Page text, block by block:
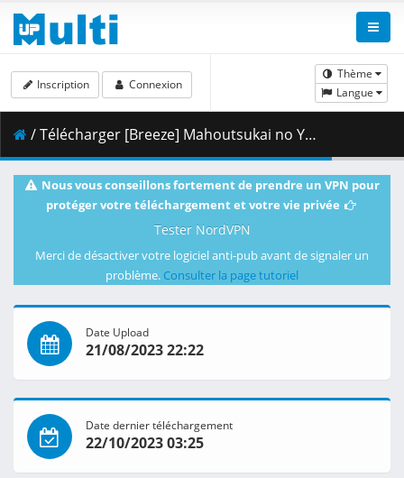
Thème
Langue
Inscription Connexion
/ Télécharger [Breeze] Mahoutsukai no Yome - 13v2 [1080p BD][AV1][dual audio].mkv.001 ( 260.95 MB )
Nous vous conseillons fortement de prendre un VPN pour
protéger votre téléchargement et votre vie privée
Tester NordVPN
Merci de désactiver votre logiciel anti-pub avant de signaler un
problème. Consulter la page tutoriel
Date Upload
21/08/2023 22:22
Date dernier téléchargement
22/10/2023 03:25